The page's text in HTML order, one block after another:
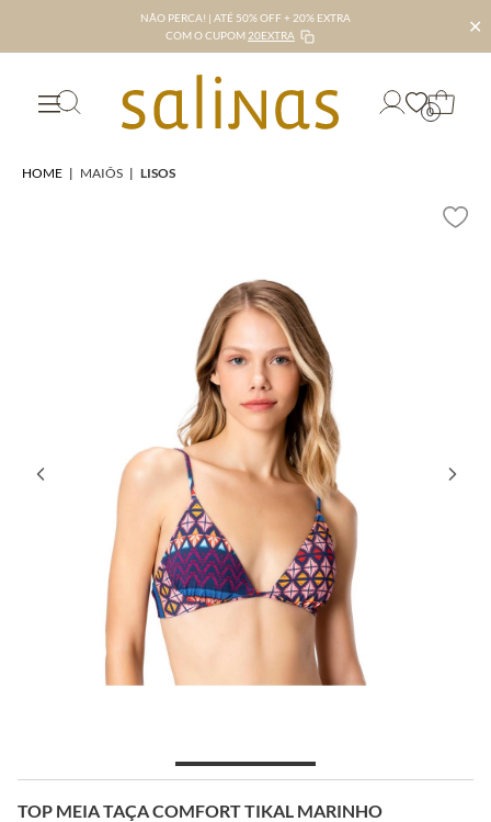
NÃO PERCA! | ATÉ 50% OFF + 20% EXTRA
COM O CUPOM 20EXTRA ✕
0
HOME | MAIÔS | LISOS
TOP MEIA TAÇA COMFORT TIKAL MARINHO